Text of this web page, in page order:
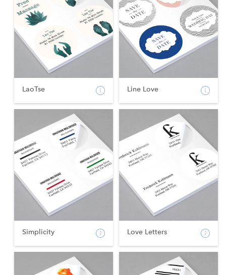
LaoTse Line Love
Simplicity Love Letters